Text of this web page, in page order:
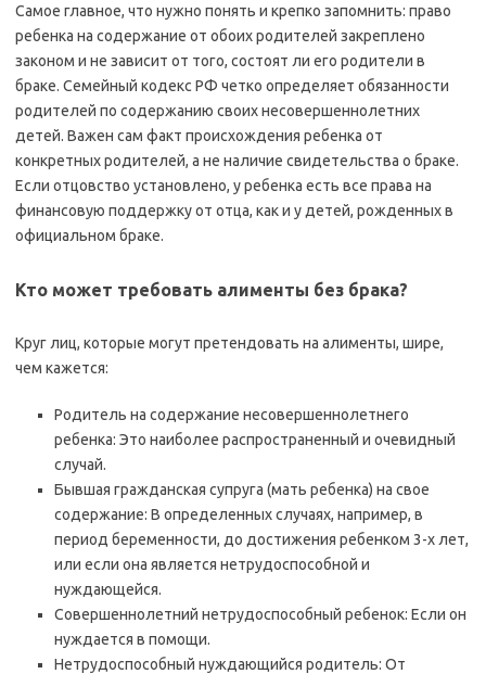
Самое главное, что нужно понять и крепко запомнить: право
ребенка на содержание от обоих родителей закреплено
законом и не зависит от того, состоят ли его родители в
браке. Семейный кодекс РФ четко определяет обязанности
родителей по содержанию своих несовершеннолетних
детей. Важен сам факт происхождения ребенка от
конкретных родителей, а не наличие свидетельства о браке.
Если отцовство установлено, у ребенка есть все права на
финансовую поддержку от отца, как и у детей, рожденных в
официальном браке.
Кто может требовать алименты без брака?
Круг лиц, которые могут претендовать на алименты, шире,
чем кажется:
Родитель на содержание несовершеннолетнего
ребенка: Это наиболее распространенный и очевидный
случай.
Бывшая гражданская супруга (мать ребенка) на свое
содержание: В определенных случаях, например, в
период беременности, до достижения ребенком 3-х лет,
или если она является нетрудоспособной и
нуждающейся.
Совершеннолетний нетрудоспособный ребенок: Если он
нуждается в помощи.
Нетрудоспособный нуждающийся родитель: От